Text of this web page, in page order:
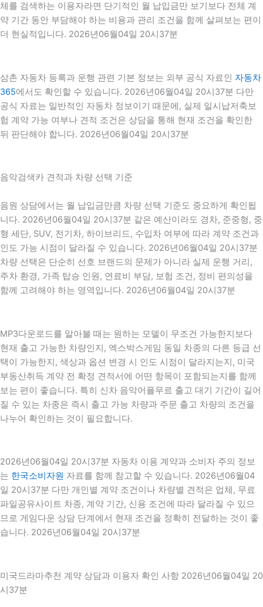
체를 검색하는 이용자라면 단기적인 월 납입금만 보기보다 전체 계
약 기간 동안 부담해야 하는 비용과 관리 조건을 함께 살펴보는 편이
더 현실적입니다. 2026년06월04일 20시37분
삼촌 자동차 등록과 운행 관련 기본 정보는 외부 공식 자료인 자동차
365에서도 확인할 수 있습니다. 2026년06월04일 20시37분 다만
공식 자료는 일반적인 자동차 정보이기 때문에, 실제 일시납저축보
험 계약 가능 여부나 견적 조건은 상담을 통해 현재 조건을 확인한
뒤 판단해야 합니다. 2026년06월04일 20시37분
음악검색카 견적과 차량 선택 기준
음원 상담에서는 월 납입금만큼 차량 선택 기준도 중요하게 확인됩
니다. 2026년06월04일 20시37분 같은 예산이라도 경차, 준중형, 중
형 세단, SUV, 전기차, 하이브리드, 수입차 여부에 따라 계약 조건과
인도 가능 시점이 달라질 수 있습니다. 2026년06월04일 20시37분
차량 선택은 단순히 선호 브랜드의 문제가 아니라 실제 운행 거리,
주차 환경, 가족 탑승 인원, 연료비 부담, 보험 조건, 정비 편의성을
함께 고려해야 하는 영역입니다. 2026년06월04일 20시37분
MP3다운로드를 알아볼 때는 원하는 모델이 무조건 가능한지보다
현재 출고 가능한 차량인지, 엑스박스게임 동일 차종의 다른 등급 선
택이 가능한지, 색상과 옵션 변경 시 인도 시점이 달라지는지, 미국
부동산취득 계약 전 확정 견적서에 어떤 항목이 포함되는지를 함께
보는 편이 좋습니다. 특히 신차 음악어플무료 출고 대기 기간이 길어
질 수 있는 차종은 즉시 출고 가능 차량과 주문 출고 차량의 조건을
나누어 확인하는 것이 필요합니다.
2026년06월04일 20시37분 자동차 이용 계약과 소비자 주의 정보
는 한국소비자원 자료를 함께 참고할 수 있습니다. 2026년06월04
일 20시37분 다만 개인별 계약 조건이나 차량별 견적은 업체, 무료
파일공유사이트 차종, 계약 기간, 신용 조건에 따라 달라질 수 있으
므로 게임다운 상담 단계에서 현재 조건을 정확히 전달하는 것이 좋
습니다. 2026년06월04일 20시37분
미국드라마추천 계약 상담과 이용자 확인 사항 2026년06월04일 20
시37분